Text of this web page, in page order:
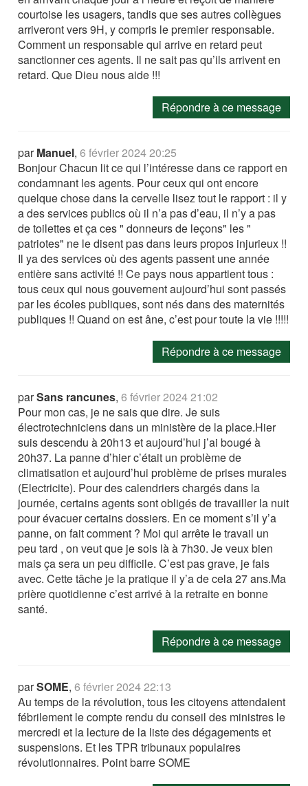
courtoise les usagers, tandis que ses autres collègues
arriveront vers 9H, y compris le premier responsable.
Comment un responsable qui arrive en retard peut
sanctionner ces agents. Il ne sait pas qu’ils arrivent en
retard. Que Dieu nous aide !!!
Répondre à ce message
parManuel,6 février 2024 20:25
Bonjour Chacun lit ce qui l’intéresse dans ce rapport en
condamnant les agents. Pour ceux qui ont encore
quelque chose dans la cervelle lisez tout le rapport : il y
a des services publics où il n’a pas d’eau, il n’y a pas
de toilettes et ça ces " donneurs de leçons" les "
patriotes" ne le disent pas dans leurs propos injurieux !!
Il ya des services où des agents passent une année
entière sans activité !! Ce pays nous appartient tous :
tous ceux qui nous gouvernent aujourd’hui sont passés
par les écoles publiques, sont nés dans des maternités
publiques !! Quand on est âne, c’est pour toute la vie !!!!!
Répondre à ce message
parSans rancunes,6 février 2024 21:02
Pour mon cas, je ne sais que dire. Je suis
électrotechniciens dans un ministère de la place.Hier
suis descendu à 20h13 et aujourd’hui j’ai bougé à
20h37. La panne d’hier c’était un problème de
climatisation et aujourd’hui problème de prises murales
(Electricite). Pour des calendriers chargés dans la
journée, certains agents sont obligés de travailler la nuit
pour évacuer certains dossiers. En ce moment s’il y’a
panne, on fait comment ? Moi qui arrête le travail un
peu tard , on veut que je sois là à 7h30. Je veux bien
mais ça sera un peu difficile. C’est pas grave, je fais
avec. Cette tâche je la pratique il y’a de cela 27 ans.Ma
prière quotidienne c’est arrivé à la retraite en bonne
santé.
Répondre à ce message
parSOME,6 février 2024 22:13
Au temps de la révolution, tous les citoyens attendaient
fébrilement le compte rendu du conseil des ministres le
mercredi et la lecture de la liste des dégagements et
suspensions. Et les TPR tribunaux populaires
révolutionnaires. Point barre SOME